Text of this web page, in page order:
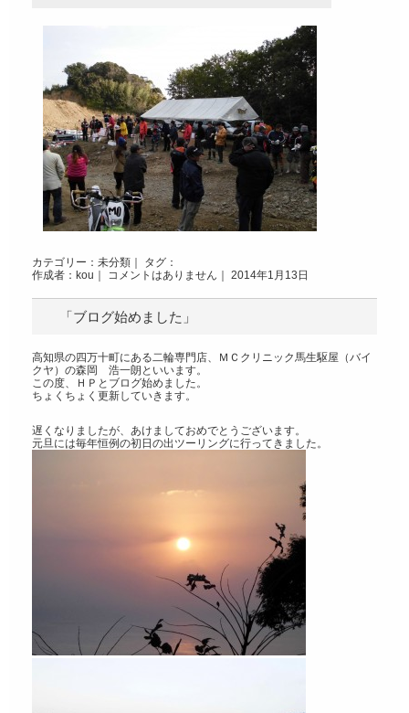
カテゴリー： 未分類 ｜ タグ：
作成者：kou｜ コメントはありません ｜ 2014年1月13日
「ブログ始めました」
高知県の四万十町にある二輪専門店、ＭＣクリニック馬生駆屋（バイ
クヤ）の森岡 浩一朗といいます。
この度、ＨＰとブログ始めました。
ちょくちょく更新していきます。
遅くなりましたが、あけましておめでとうございます。
元旦には毎年恒例の初日の出ツーリングに行ってきました。